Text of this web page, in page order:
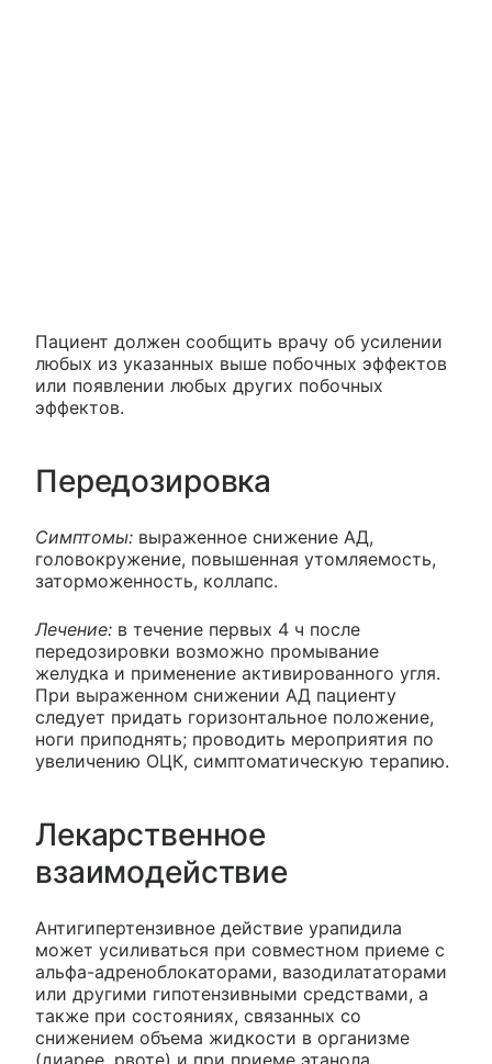
Пациент должен сообщить врачу об усилении
любых из указанных выше побочных эффектов
или появлении любых других побочных
эффектов.
Передозировка
Симптомы: выраженное снижение АД,
головокружение, повышенная утомляемость,
заторможенность, коллапс.
Лечение: в течение первых 4 ч после
передозировки возможно промывание
желудка и применение активированного угля.
При выраженном снижении АД пациенту
следует придать горизонтальное положение,
ноги приподнять; проводить мероприятия по
увеличению ОЦК, симптоматическую терапию.
Лекарственное
взаимодействие
Антигипертензивное действие урапидила
может усиливаться при совместном приеме с
альфа-адреноблокаторами, вазодилататорами
или другими гипотензивными средствами, а
также при состояниях, связанных со
снижением объема жидкости в организме